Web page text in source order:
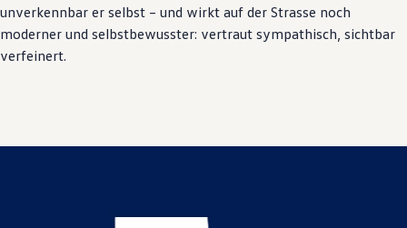
unverkennbar er selbst – und wirkt auf der Strasse noch
moderner und selbstbewusster: vertraut sympathisch, sichtbar
verfeinert.